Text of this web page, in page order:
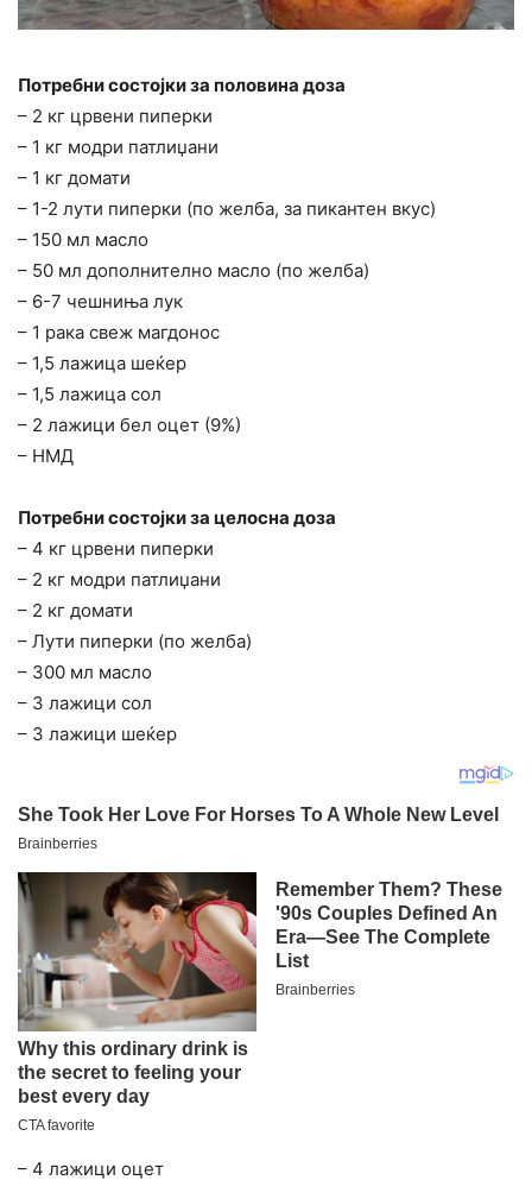
Потребни состојки за половина доза
– 2 кг црвени пиперки
– 1 кг модри патлиџани
– 1 кг домати
– 1-2 лути пиперки (по желба, за пикантен вкус)
– 150 мл масло
– 50 мл дополнително масло (по желба)
– 6-7 чешниња лук
– 1 рака свеж магдонос
– 1,5 лажица шеќер
– 1,5 лажица сол
– 2 лажици бел оцет (9%)
– НМД
Потребни состојки за целосна доза
– 4 кг црвени пиперки
– 2 кг модри патлиџани
– 2 кг домати
– Лути пиперки (по желба)
– 300 мл масло
– 3 лажици сол
– 3 лажици шеќер
– 4 лажици оцет